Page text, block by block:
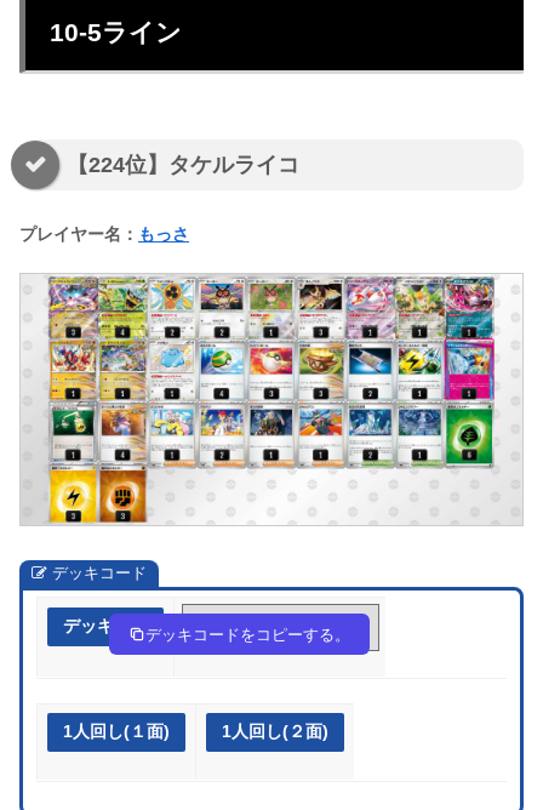
10-5ライン
【224位】タケルライコ
プレイヤー名： もっさ
デッキコード
デッキ作成 HQPHQn-wQuNUD-Nggngg
デッキコードをコピーする。
1人回し(１面) 1人回し(２面)